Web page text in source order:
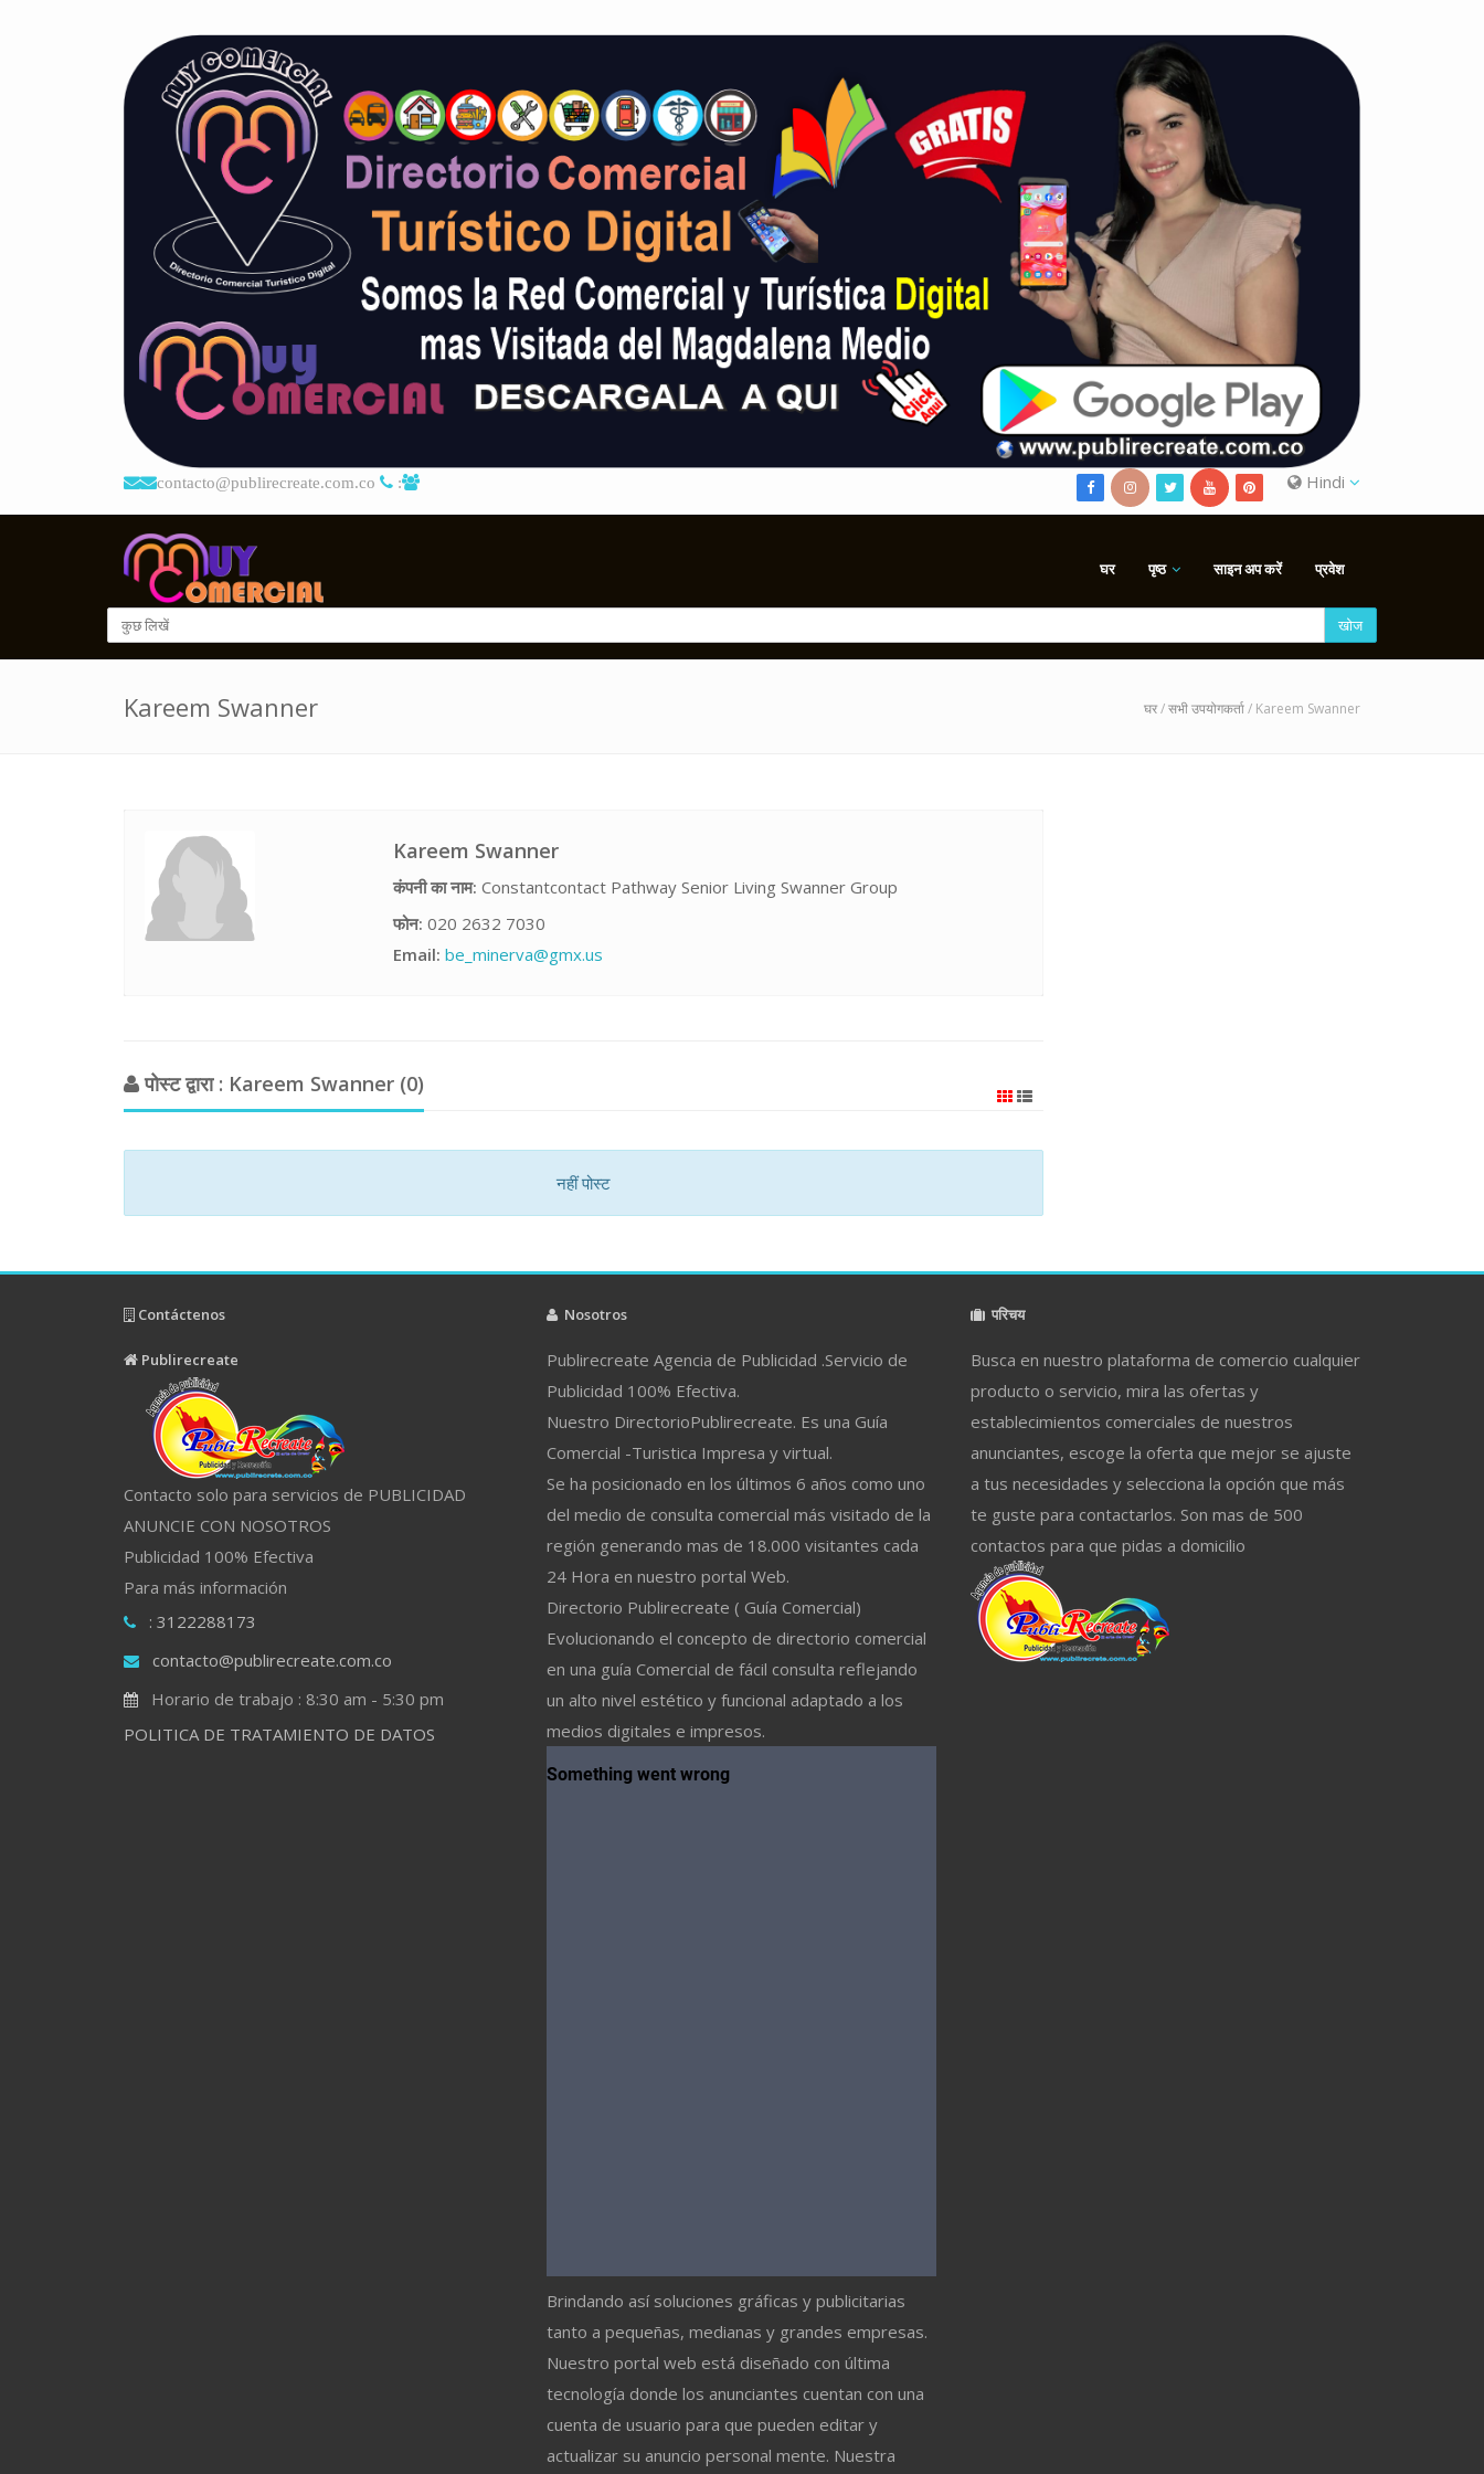
contacto@publirecreate.com.co : Hindi
घर पृष्ठ साइन अप करें प्रवेश
खोज
Kareem Swanner घर/सभी उपयोगकर्ता/ Kareem Swanner
Kareem Swanner
कंपनी का नाम: Constantcontact Pathway Senior Living Swanner Group
फोन: 020 2632 7030
Email: be_minerva@gmx.us
पोस्ट द्वारा : Kareem Swanner (0)
नहीं पोस्ट
Contáctenos
Publirecreate
Contacto solo para servicios de PUBLICIDAD
ANUNCIE CON NOSOTROS
Publicidad 100% Efectiva
Para más información
: 3122288173
contacto@publirecreate.com.co
Horario de trabajo : 8:30 am - 5:30 pm
POLITICA DE TRATAMIENTO DE DATOS
Nosotros
Publirecreate Agencia de Publicidad .Servicio de
Publicidad 100% Efectiva.
Nuestro DirectorioPublirecreate. Es una Guía
Comercial -Turistica Impresa y virtual.
Se ha posicionado en los últimos 6 años como uno
del medio de consulta comercial más visitado de la
región generando mas de 18.000 visitantes cada
24 Hora en nuestro portal Web.
Directorio Publirecreate ( Guía Comercial)
Evolucionando el concepto de directorio comercial
en una guía Comercial de fácil consulta reflejando
un alto nivel estético y funcional adaptado a los
medios digitales e impresos.
Brindando así soluciones gráficas y publicitarias
tanto a pequeñas, medianas y grandes empresas.
Nuestro portal web está diseñado con última
tecnología donde los anunciantes cuentan con una
cuenta de usuario para que pueden editar y
actualizar su anuncio personal mente. Nuestra
परिचय
Busca en nuestro plataforma de comercio cualquier
producto o servicio, mira las ofertas y
establecimientos comerciales de nuestros
anunciantes, escoge la oferta que mejor se ajuste
a tus necesidades y selecciona la opción que más
te guste para contactarlos. Son mas de 500
contactos para que pidas a domicilio